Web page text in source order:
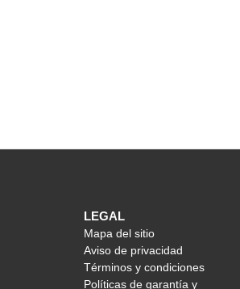
LEGAL
Mapa del sitio
Aviso de privacidad
Términos y condiciones
Políticas de garantía y